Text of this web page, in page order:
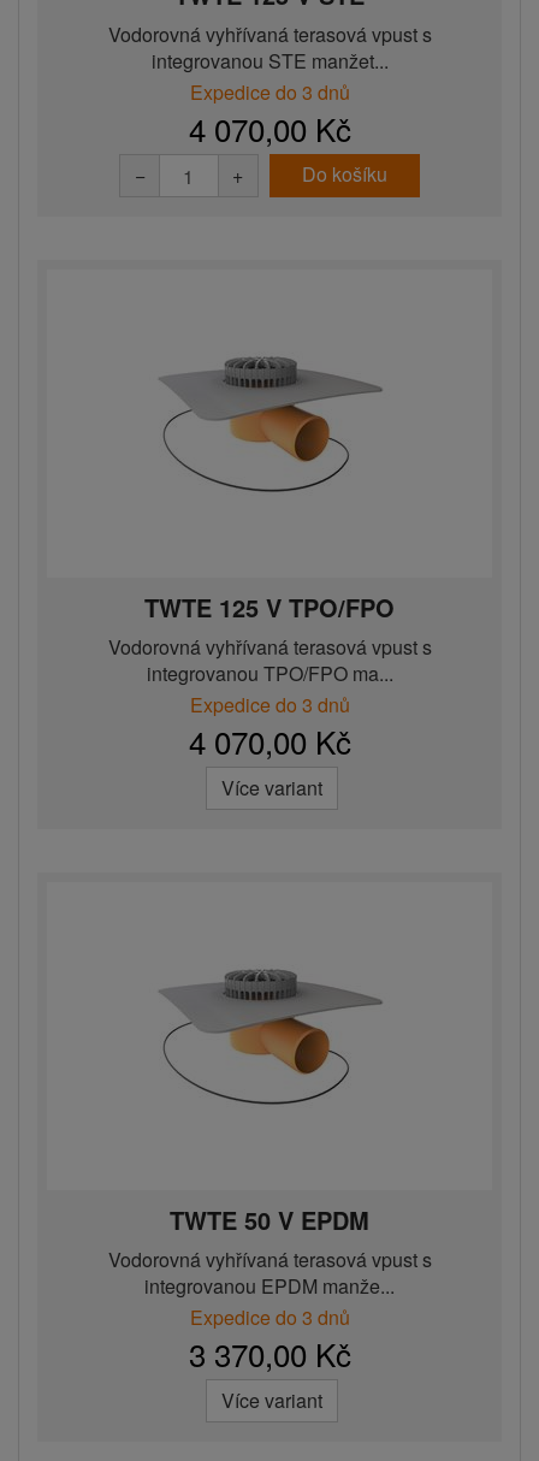
Vodorovná vyhřívaná terasová vpust s
integrovanou STE manžet...
Expedice do 3 dnů
4 070,00 Kč
− + Do košíku
TWTE 125 V TPO/FPO
Vodorovná vyhřívaná terasová vpust s
integrovanou TPO/FPO ma...
Expedice do 3 dnů
4 070,00 Kč
Více variant
TWTE 50 V EPDM
Vodorovná vyhřívaná terasová vpust s
integrovanou EPDM manže...
Expedice do 3 dnů
3 370,00 Kč
Více variant